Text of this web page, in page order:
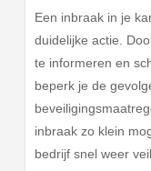
Een inbraak in je
duidelijke actie.
te informeren en
beperk je de
inbraak zo klein
bedrijf snel weer